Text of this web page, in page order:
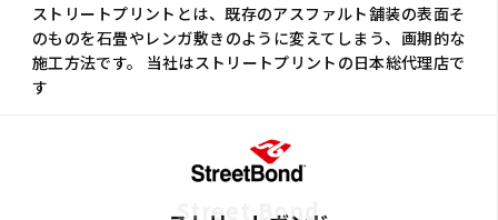
ストリートプリントとは、既存のアスファルト舗装の表面そ
のものを石畳やレンガ敷きのように変えてしまう、画期的な
施工方法です。 当社はストリートプリントの日本総代理店で
す
Street Bond